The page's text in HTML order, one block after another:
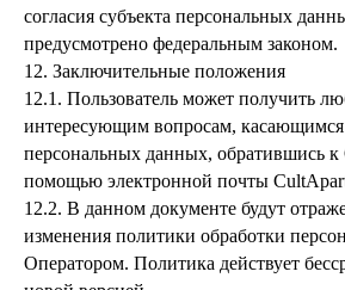
согласия субъекта персональных
предусмотрено федеральным законом.
12. Заключительные положения
12.1. Пользователь может получить
интересующим вопросам, касающимся
персональных данных, обратившись к
помощью электронной почты
12.2. В данном документе будут
изменения политики обработки
Оператором. Политика действует